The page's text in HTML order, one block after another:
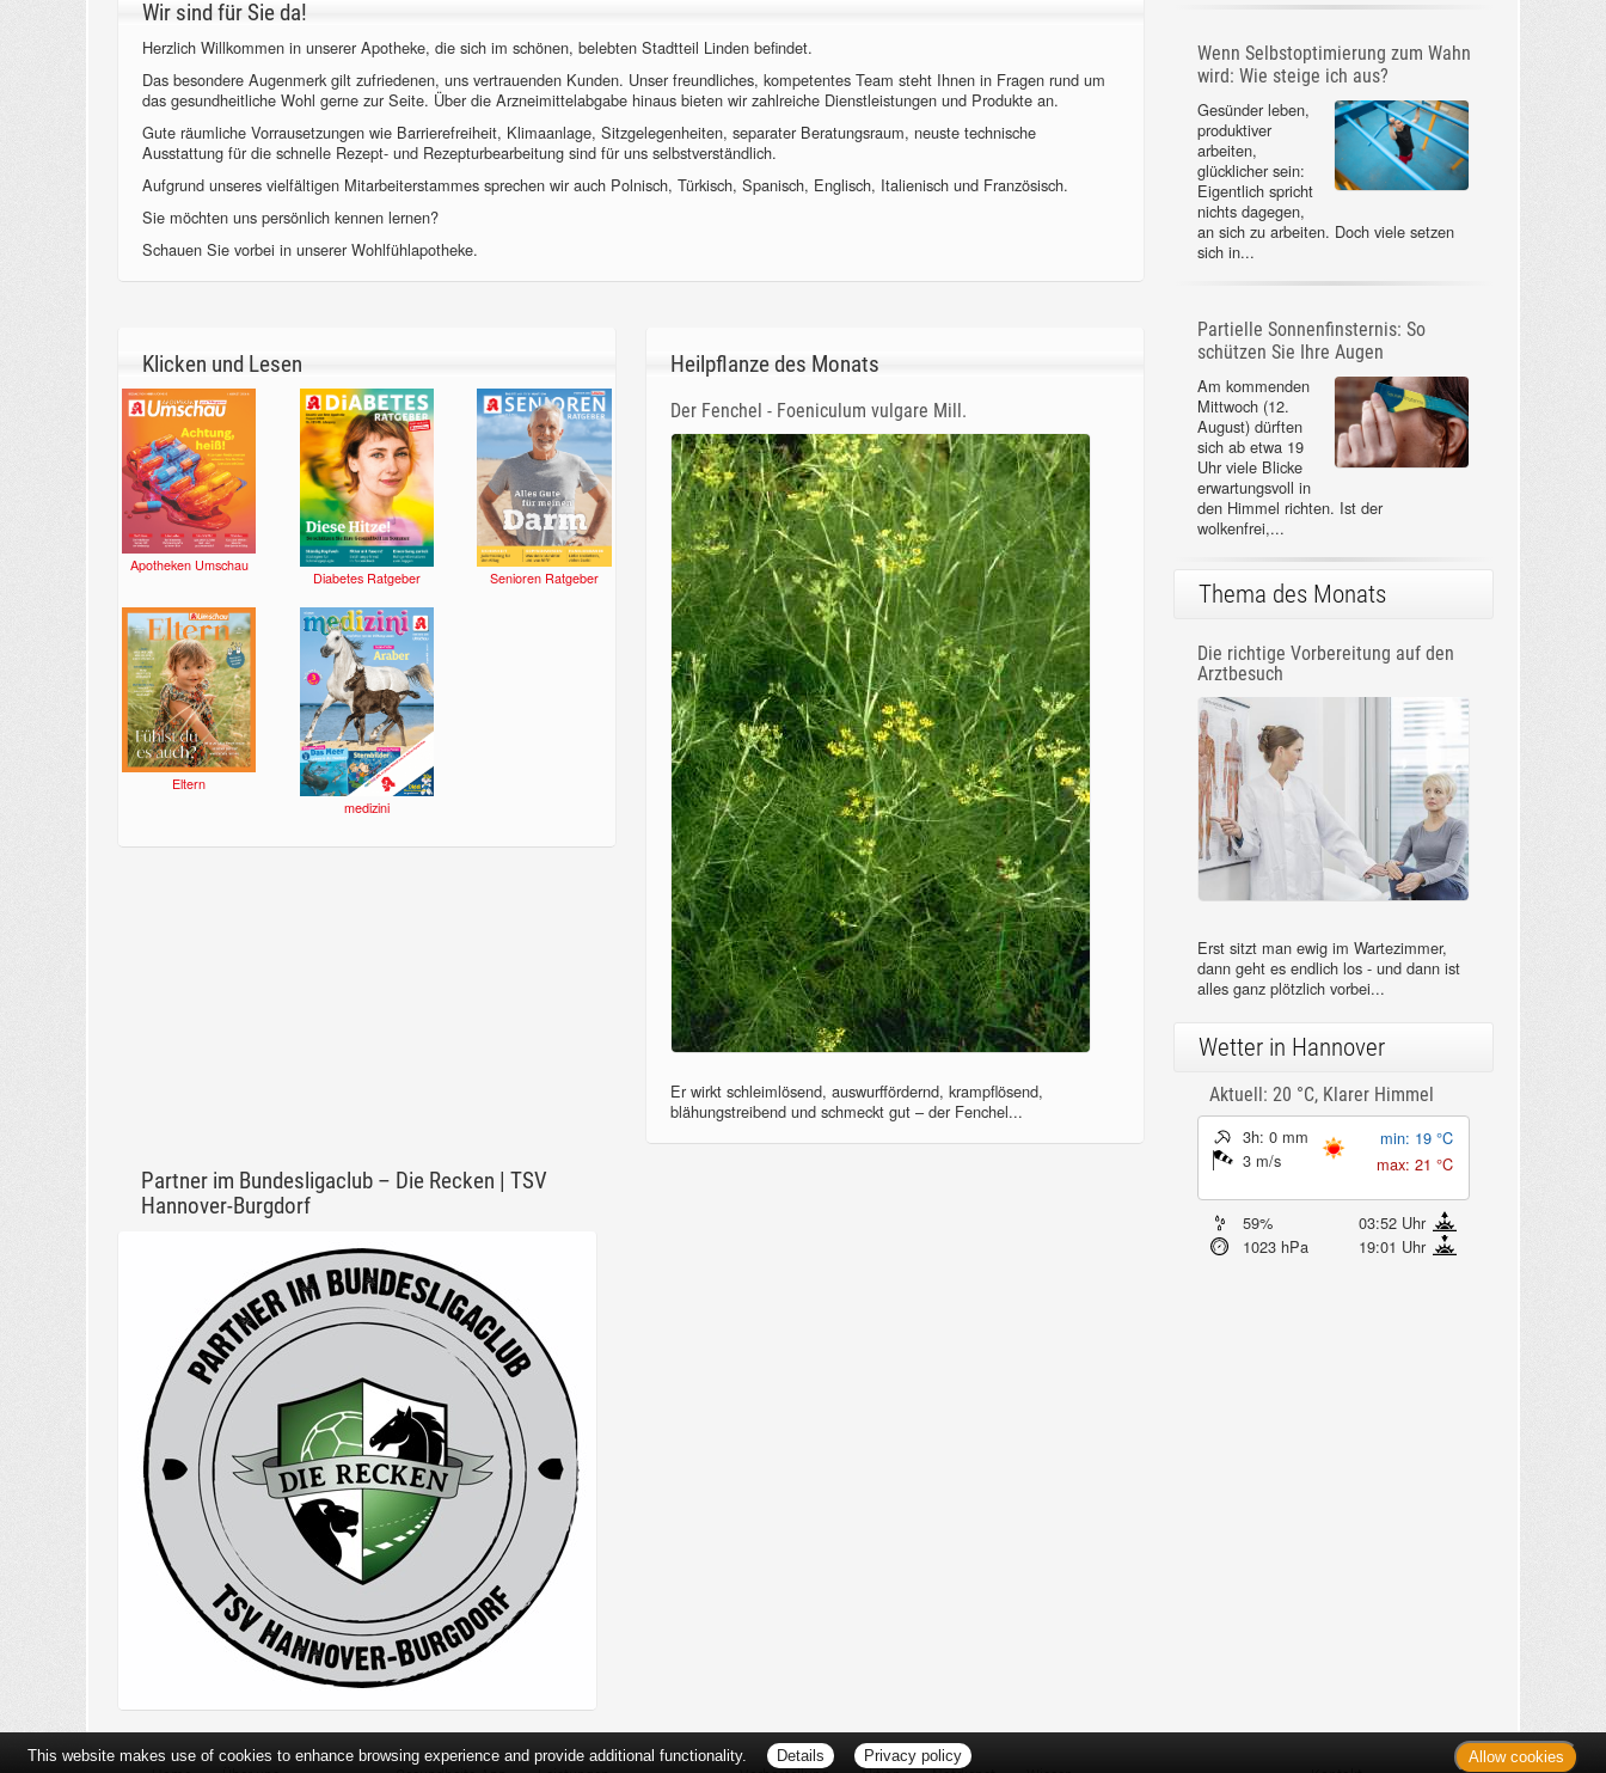
Wir sind für Sie da!
Herzlich Willkommen in unserer Apotheke, die sich im schönen, belebten Stadtteil Linden befindet.
Das besondere Augenmerk gilt zufriedenen, uns vertrauenden Kunden. Unser freundliches, kompetentes Team steht Ihnen in Fragen rund um
das gesundheitliche Wohl gerne zur Seite. Über die Arzneimittelabgabe hinaus bieten wir zahlreiche Dienstleistungen und Produkte an.
Gute räumliche Vorrausetzungen wie Barrierefreiheit, Klimaanlage, Sitzgelegenheiten, separater Beratungsraum, neuste technische
Ausstattung für die schnelle Rezept- und Rezepturbearbeitung sind für uns selbstverständlich.
Aufgrund unseres vielfältigen Mitarbeiterstammes sprechen wir auch Polnisch, Türkisch, Spanisch, Englisch, Italienisch und Französisch.
Sie möchten uns persönlich kennen lernen?
Schauen Sie vorbei in unserer Wohlfühlapotheke.
Klicken und Lesen
Apotheken Umschau
Diabetes Ratgeber Senioren Ratgeber
Eltern
medizini
Heilpflanze des Monats
Der Fenchel - Foeniculum vulgare Mill.
Er wirkt schleimlösend, auswurffördernd, krampflösend,
blähungstreibend und schmeckt gut – der Fenchel...
Partner im Bundesligaclub – Die Recken | TSV
Hannover-Burgdorf
Wenn Selbstoptimierung zum Wahn
wird: Wie steige ich aus?
Gesünder leben,
produktiver
arbeiten,
glücklicher sein:
Eigentlich spricht
nichts dagegen,
an sich zu arbeiten. Doch viele setzen
sich in...
Partielle Sonnenfinsternis: So
schützen Sie Ihre Augen
Am kommenden
Mittwoch (12.
August) dürften
sich ab etwa 19
Uhr viele Blicke
erwartungsvoll in
den Himmel richten. Ist der
wolkenfrei,...
Thema des Monats
Die richtige Vorbereitung auf den
Arztbesuch
Erst sitzt man ewig im Wartezimmer,
dann geht es endlich los - und dann ist
alles ganz plötzlich vorbei...
Wetter in Hannover
Aktuell: 20 °C, Klarer Himmel
3h: 0 mm
3 m/s
min: 19 °C
max: 21 °C
59%
03:52 Uhr
1023 hPa
19:01 Uhr
This website makes use of cookies to enhance browsing experience and provide additional functionality. Details Privacy policy Allow cookies